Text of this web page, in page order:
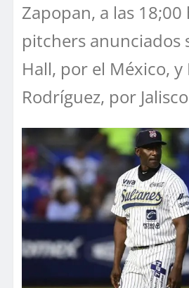
Zapopan, a las 18;00
pitchers anunciados
Hall, por el México, y
Rodríguez, por